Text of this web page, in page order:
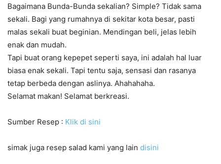
Bagaimana Bunda-Bunda sekalian? Simple? Tidak sama
sekali. Bagi yang rumahnya di sekitar kota besar, pasti
malas sekali buat beginian. Mendingan beli, jelas lebih
enak dan mudah.
Tapi buat orang kepepet seperti saya, ini adalah hal luar
biasa enak sekali. Tapi tentu saja, sensasi dan rasanya
tetap berbeda dengan aslinya. Ahahahaha.
Selamat makan! Selamat berkreasi.
Sumber Resep : Klik di sini
simak juga resep salad kami yang lain disini